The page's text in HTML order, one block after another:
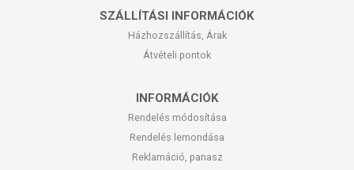
SZÁLLÍTÁSI INFORMÁCIÓK
Házhozszállítás, Árak
Átvételi pontok
INFORMÁCIÓK
Rendelés módosítása
Rendelés lemondása
Reklamáció, panasz